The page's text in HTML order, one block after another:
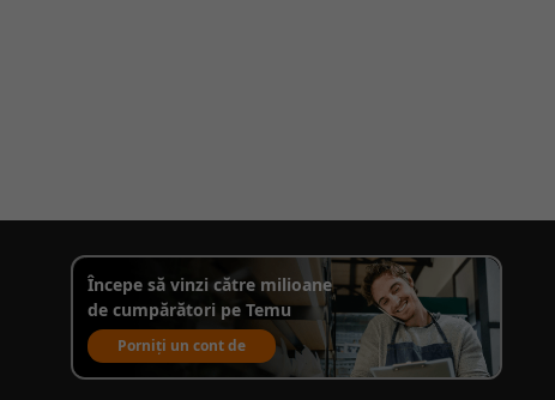
Începe să vinzi către milioane
de cumpărători pe Temu
Porniți un cont de
vânzare